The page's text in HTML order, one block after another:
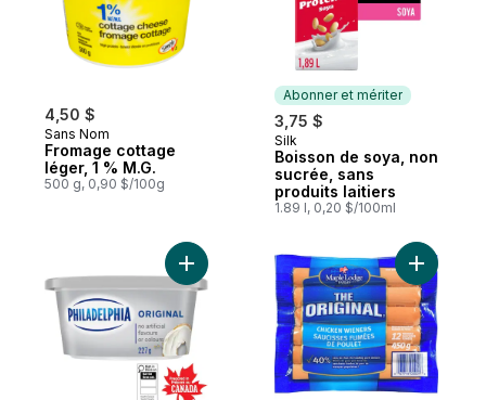
4,50 $
Sans Nom
Fromage cottage
léger, 1 % M.G.
500 g, 0,90 $/100g
Abonner et mériter
3,75 $
Abonner et mériter
Silk
Boisson de soya, non
sucrée, sans
produits laitiers
1.89 l, 0,20 $/100ml
Ajouter Fromage à la crème Original au
Ajouter